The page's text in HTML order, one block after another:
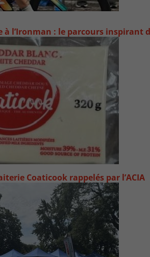
à l’Ironman : le parcours inspirant
Coaticook rappelés par l’ACIA